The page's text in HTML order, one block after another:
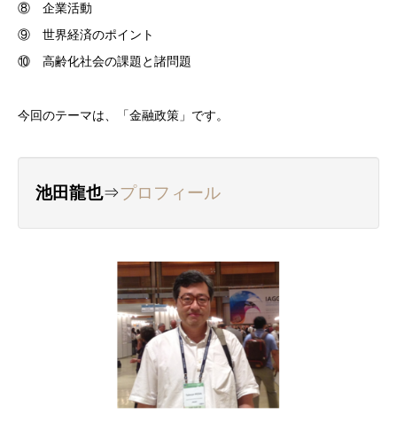
⑧ 企業活動
⑨ 世界経済のポイント
⑩ 高齢化社会の課題と諸問題
今回のテーマは、「金融政策」です。
池田龍也⇒プロフィール